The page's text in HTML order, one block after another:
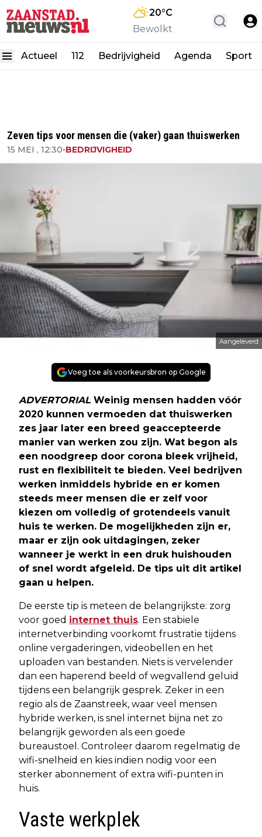
20°C
Bewolkt
Actueel 112 Bedrijvigheid Agenda Sport
Zeven tips voor mensen die (vaker) gaan thuiswerken
15 MEI , 12:30•BEDRIJVIGHEID
Aangeleverd
Voeg toe als voorkeursbron op Google
ADVERTORIAL Weinig mensen hadden vóór
2020 kunnen vermoeden dat thuiswerken
zes jaar later een breed geaccepteerde
manier van werken zou zijn. Wat begon als
een noodgreep door corona bleek vrijheid,
rust en flexibiliteit te bieden. Veel bedrijven
werken inmiddels hybride en er komen
steeds meer mensen die er zelf voor
kiezen om volledig of grotendeels vanuit
huis te werken. De mogelijkheden zijn er,
maar er zijn ook uitdagingen, zeker
wanneer je werkt in een druk huishouden
of snel wordt afgeleid. De tips uit dit artikel
gaan u helpen.
De eerste tip is meteen de belangrijkste: zorg
voor goed internet thuis. Een stabiele
internetverbinding voorkomt frustratie tijdens
online vergaderingen, videobellen en het
uploaden van bestanden. Niets is vervelender
dan een haperend beeld of wegvallend geluid
tijdens een belangrijk gesprek. Zeker in een
regio als de Zaanstreek, waar veel mensen
hybride werken, is snel internet bijna net zo
belangrijk geworden als een goede
bureaustoel. Controleer daarom regelmatig de
wifi-snelheid en kies indien nodig voor een
sterker abonnement of extra wifi-punten in
huis.
Vaste werkplek